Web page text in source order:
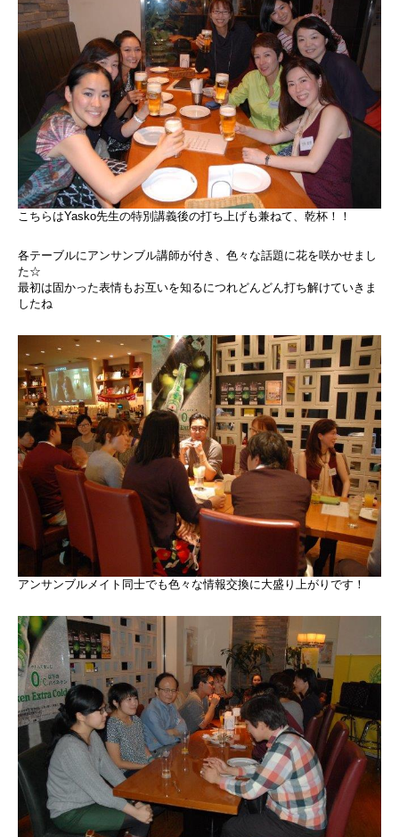
こちらはYasko先生の特別講義後の打ち上げも兼ねて、乾杯！！
各テーブルにアンサンブル講師が付き、色々な話題に花を咲かせまし
た☆
最初は固かった表情もお互いを知るにつれどんどん打ち解けていきま
したね
アンサンブルメイト同士でも色々な情報交換に大盛り上がりです！